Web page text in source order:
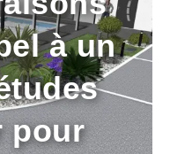
à un
pour